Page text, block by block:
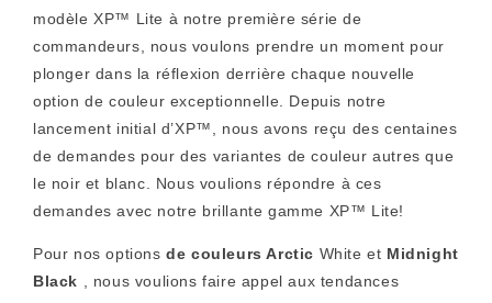
modèle XP™ Lite à notre première série de
commandeurs, nous voulons prendre un moment pour
plonger dans la réflexion derrière chaque nouvelle
option de couleur exceptionnelle. Depuis notre
lancement initial d’XP™, nous avons reçu des centaines
de demandes pour des variantes de couleur autres que
le noir et blanc. Nous voulions répondre à ces
demandes avec notre brillante gamme XP™ Lite!
Pour nos optionsde couleurs Arctic White et Midnight
Black , nous voulions faire appel aux tendances